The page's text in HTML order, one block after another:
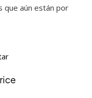
que aún están por